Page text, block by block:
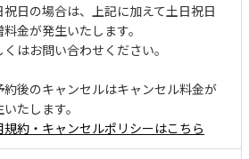
祝日の場合は、上記に加えて土日祝日
金が発生いたします。
くはお問い合わせください。
約後のキャンセルはキャンセル料金が
たします。
規約・キャンセルポリシーはこちら